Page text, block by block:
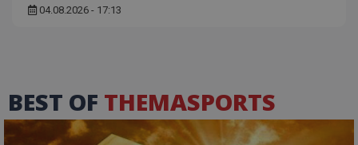
04.08.2026 - 17:13
BEST OF THEMASPORTS